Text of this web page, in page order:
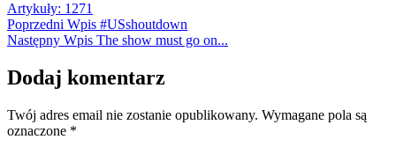
Artykuły: 1271
Poprzedni Wpis #USshoutdown
Następny Wpis The show must go on...
Dodaj komentarz
Twój adres email nie zostanie opublikowany. Wymagane pola są
oznaczone *